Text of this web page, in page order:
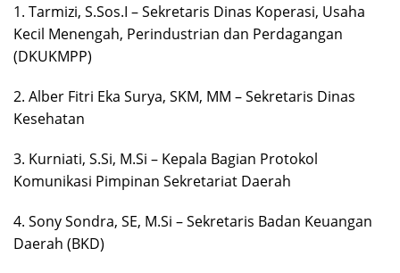
1. Tarmizi, S.Sos.I – Sekretaris Dinas Koperasi, Usaha
Kecil Menengah, Perindustrian dan Perdagangan
(DKUKMPP)
2. Alber Fitri Eka Surya, SKM, MM – Sekretaris Dinas
Kesehatan
3. Kurniati, S.Si, M.Si – Kepala Bagian Protokol
Komunikasi Pimpinan Sekretariat Daerah
4. Sony Sondra, SE, M.Si – Sekretaris Badan Keuangan
Daerah (BKD)